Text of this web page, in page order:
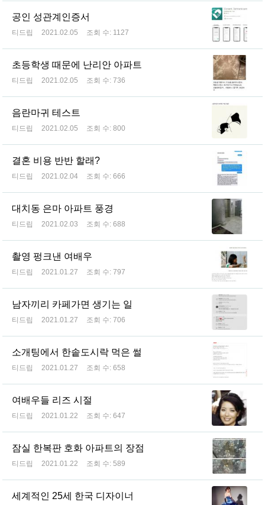
공인 성관계인증서
티드립 2021.02.05 조회 수: 1127
초등학생 때문에 난리안 아파트
티드립 2021.02.05 조회 수: 736
음란마귀 테스트
티드립 2021.02.05 조회 수: 800
결혼 비용 반반 할래?
티드립 2021.02.04 조회 수: 666
대치동 은마 아파트 풍경
티드립 2021.02.03 조회 수: 688
촬영 펑크낸 여배우
티드립 2021.01.27 조회 수: 797
남자끼리 카페가면 생기는 일
티드립 2021.01.27 조회 수: 706
소개팅에서 한솥도시락 먹은 썰
티드립 2021.01.27 조회 수: 658
여배우들 리즈 시절
티드립 2021.01.22 조회 수: 647
잠실 한복판 호화 아파트의 장점
티드립 2021.01.22 조회 수: 589
세계적인 25세 한국 디자이너